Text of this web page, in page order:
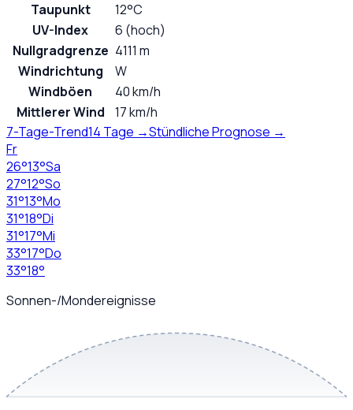
Taupunkt
12°C
UV-Index
6 (hoch)
Nullgradgrenze 4111 m
Windrichtung
W
Windböen
40 km/h
Mittlerer Wind
17 km/h
7-Tage-Trend14 Tage →Stündliche Prognose →
Fr
26°13°Sa
27°12°So
31°13°Mo
31°18°Di
31°17°Mi
33°17°Do
33°18°
Sonnen-/Mondereignisse